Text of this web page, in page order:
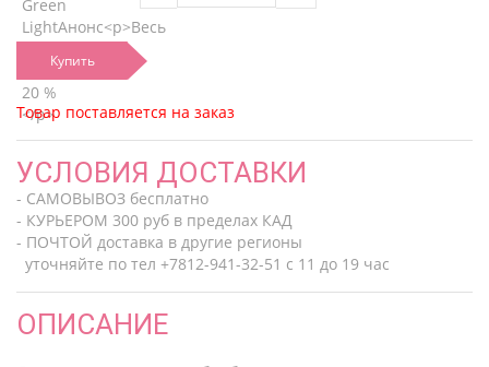
Купить
Товар поставляется на заказ
УСЛОВИЯ ДОСТАВКИ
- САМОВЫВОЗ бесплатно
- КУРЬЕРОМ 300 руб в пределах КАД
- ПОЧТОЙ доставка в другие регионы
уточняйте по тел +7812-941-32-51 с 11 до 19 час
ОПИСАНИЕ